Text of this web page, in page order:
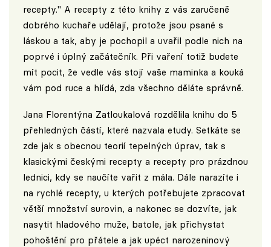
recepty." A recepty z této knihy z vás zaručeně
dobrého kuchaře udělají, protože jsou psané s
láskou a tak, aby je pochopil a uvařil podle nich na
poprvé i úplný začátečník. Při vaření totiž budete
mít pocit, že vedle vás stojí vaše maminka a kouká
vám pod ruce a hlídá, zda všechno děláte správně.
Jana Florentýna Zatloukalová rozdělila knihu do 5
přehledných částí, které nazvala etudy. Setkáte se
zde jak s obecnou teorií tepelných úprav, tak s
klasickými českými recepty a recepty pro prázdnou
lednici, kdy se naučíte vařit z mála. Dále narazíte i
na rychlé recepty, u kterých potřebujete zpracovat
větší množství surovin, a nakonec se dozvíte, jak
nasytit hladového muže, batole, jak přichystat
pohoštění pro přátele a jak upéct narozeninový